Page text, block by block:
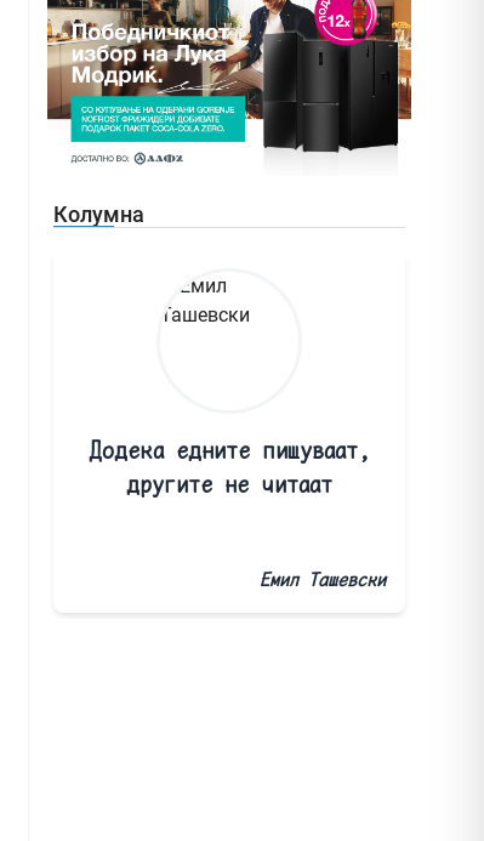
Колумна
Додека едните пишуваат,
другите не читаат
Емил Ташевски